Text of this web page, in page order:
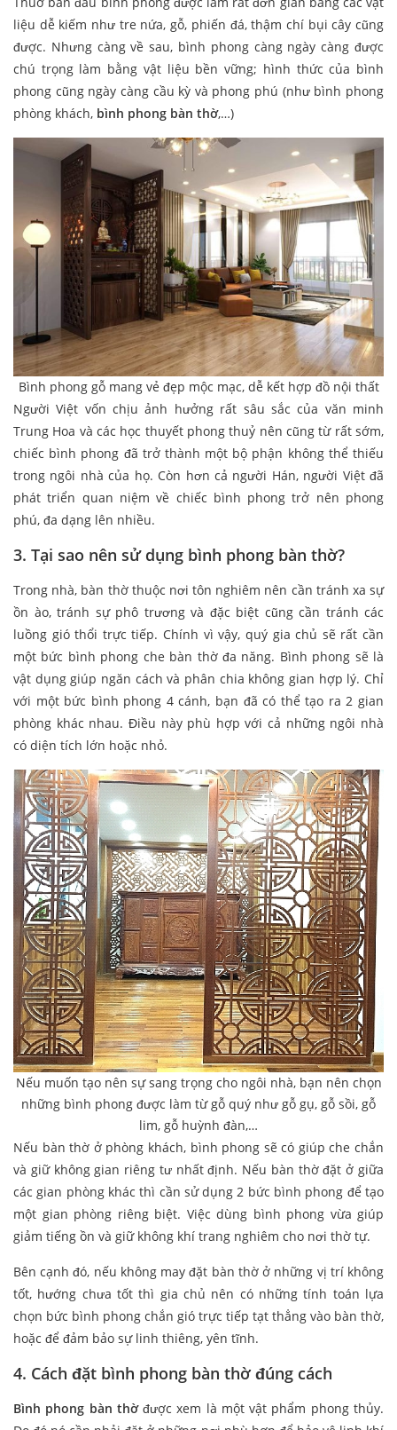
liệu dễ kiếm như tre nứa, gỗ, phiến đá, thậm chí bụi cây cũng
được. Nhưng càng về sau, bình phong càng ngày càng được
chú trọng làm bằng vật liệu bền vững; hình thức của bình
phong cũng ngày càng cầu kỳ và phong phú (như bình phong
phòng khách, bình phong bàn thờ,…)
Bình phong gỗ mang vẻ đẹp mộc mạc, dễ kết hợp đồ nội thất
Người Việt vốn chịu ảnh hưởng rất sâu sắc của văn minh
Trung Hoa và các học thuyết phong thuỷ nên cũng từ rất sớm,
chiếc bình phong đã trở thành một bộ phận không thể thiếu
trong ngôi nhà của họ. Còn hơn cả người Hán, người Việt đã
phát triển quan niệm về chiếc bình phong trở nên phong
phú, đa dạng lên nhiều.
3. Tại sao nên sử dụng bình phong bàn thờ?
Trong nhà, bàn thờ thuộc nơi tôn nghiêm nên cần tránh xa sự
ồn ào, tránh sự phô trương và đặc biệt cũng cần tránh các
luồng gió thổi trực tiếp. Chính vì vậy, quý gia chủ sẽ rất cần
một bức bình phong che bàn thờ đa năng. Bình phong sẽ là
vật dụng giúp ngăn cách và phân chia không gian hợp lý. Chỉ
với một bức bình phong 4 cánh, bạn đã có thể tạo ra 2 gian
phòng khác nhau. Điều này phù hợp với cả những ngôi nhà
có diện tích lớn hoặc nhỏ.
Nếu muốn tạo nên sự sang trọng cho ngôi nhà, bạn nên chọn
những bình phong được làm từ gỗ quý như gỗ gụ, gỗ sồi, gỗ
lim, gỗ huỳnh đàn,…
Nếu bàn thờ ở phòng khách, bình phong sẽ có giúp che chắn
và giữ không gian riêng tư nhất định. Nếu bàn thờ đặt ở giữa
các gian phòng khác thì cần sử dụng 2 bức bình phong để tạo
một gian phòng riêng biệt. Việc dùng bình phong vừa giúp
giảm tiếng ồn và giữ không khí trang nghiêm cho nơi thờ tự.
Bên cạnh đó, nếu không may đặt bàn thờ ở những vị trí không
tốt, hướng chưa tốt thì gia chủ nên có những tính toán lựa
chọn bức bình phong chắn gió trực tiếp tạt thẳng vào bàn thờ,
hoặc để đảm bảo sự linh thiêng, yên tĩnh.
4. Cách đặt bình phong bàn thờ đúng cách
Bình phong bàn thờđược xem là một vật phẩm phong thủy.